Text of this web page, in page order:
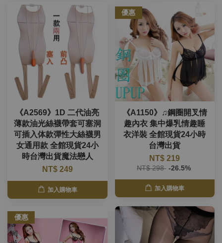
《A2569》1D 二代油亮
薄款油光絲襪帶套可塞洞
可插入体款彈性大絲襪男
女通用款 全館現貨24小
時台灣出貨魔法戀人
NT$ 249
加入購物車
優惠
《A1150》♫鋼圈開叉情
趣內衣 集中爆乳情趣睡
衣洋裝 全館現貨24小時
台灣出貨
NT$ 219
NT$ 298 -26.5%
加入購物車
優惠